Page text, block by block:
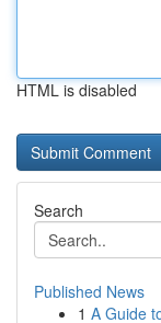
HTML is disabled
Search
Published News
1 A Guide